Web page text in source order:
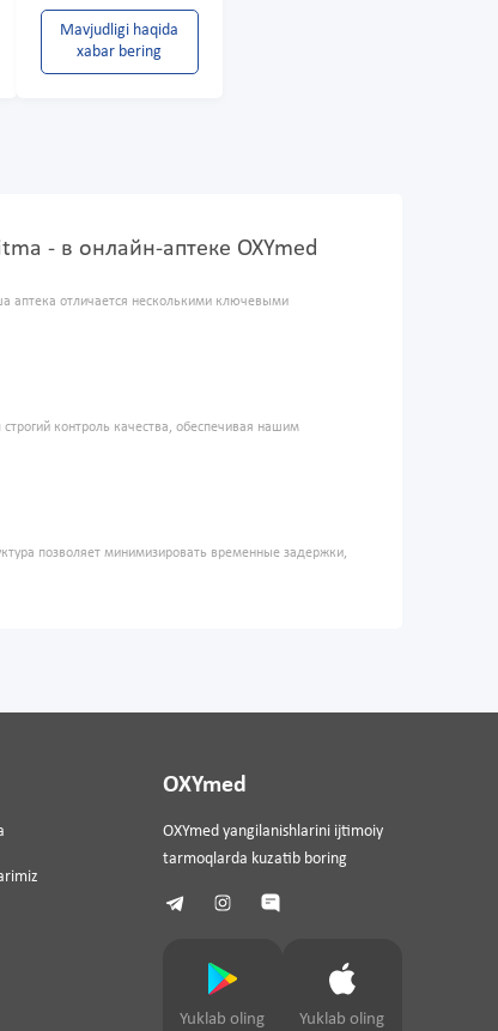
Mavjudligi haqida
xabar bering
- в онлайн-аптеке OXYmed
аптека отличается несколькими ключевыми
контроль качества, обеспечивая нашим
позволяет минимизировать временные задержки,
OXYmed
OXYmed yangilanishlarini ijtimoiy
tarmoqlarda kuzatib boring
Yuklab oling Yuklab oling